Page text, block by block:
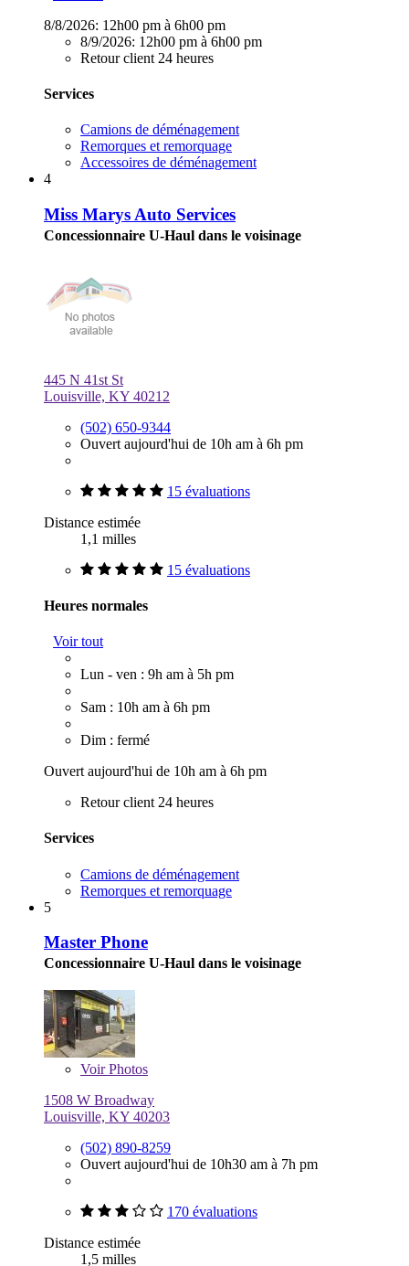
8/8/2026: 12h00 pm à 6h00 pm
8/9/2026: 12h00 pm à 6h00 pm
Retour client 24 heures
Services
Camions de déménagement
Remorques et remorquage
Accessoires de déménagement
4
Miss Marys Auto Services
Concessionnaire U-Haul dans le voisinage
445 N 41st St
Louisville, KY 40212
(502) 650-9344
Ouvert aujourd'hui de 10h am à 6h pm
15 évaluations
Distance estimée
1,1 milles
15 évaluations
Heures normales
Voir tout
Lun - ven : 9h am à 5h pm
Sam : 10h am à 6h pm
Dim : fermé
Ouvert aujourd'hui de 10h am à 6h pm
Retour client 24 heures
Services
Camions de déménagement
Remorques et remorquage
5
Master Phone
Concessionnaire U-Haul dans le voisinage
VoirPhotos
1508 W Broadway
Louisville, KY 40203
(502) 890-8259
Ouvert aujourd'hui de 10h30 am à 7h pm
170 évaluations
Distance estimée
1,5 milles